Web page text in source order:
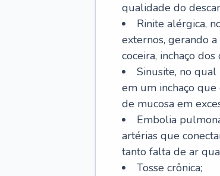
qualidade do
Rinite alérgica,
externos, gerando
coceira, inchaço
Sinusite, no
em um inchaço
de mucosa em
Embolia
artérias que
tanto falta de ar
Tosse crônica;